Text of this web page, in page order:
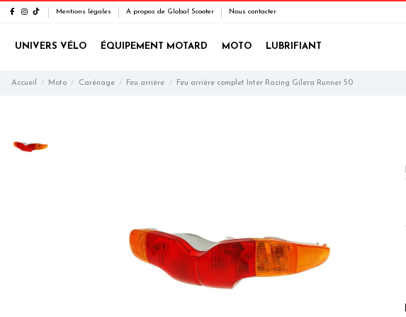
Mentions légales A propos de Global Scooter Nous contacter
UNIVERS VÉLO ÉQUIPEMENT MOTARD MOTO LUBRIFIANT
Accueil Moto Carénage Feu arrière Feu arrière complet Inter Racing Gilera Runner 50